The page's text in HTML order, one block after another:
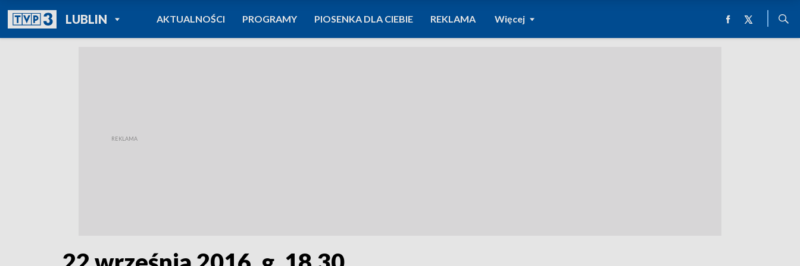
LUBLINPOWRÓT DO
TVP REGIONY
AKTUALNOŚCI PROGRAMY PIOSENKA DLA CIEBIE REKLAMA Więcej